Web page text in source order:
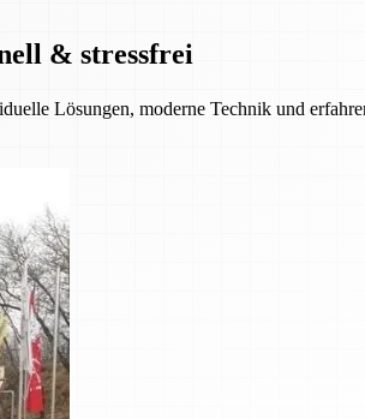
& stressfrei
Lösungen, moderne Technik und